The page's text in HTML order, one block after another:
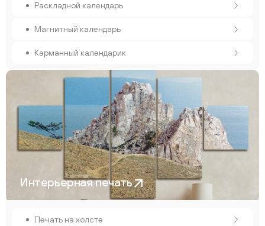
Раскладной календарь
Магнитный календарь
Карманный календарик
Интерьерная печать
Печать на холсте